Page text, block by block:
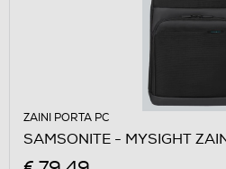
ZAINI PORTA PC
SAMSONITE - MYSIGHT